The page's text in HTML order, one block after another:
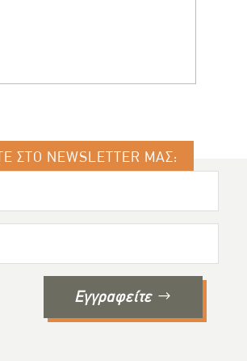
ΣΤΟ NEWSLETTER ΜΑΣ:
Εγγραφείτε